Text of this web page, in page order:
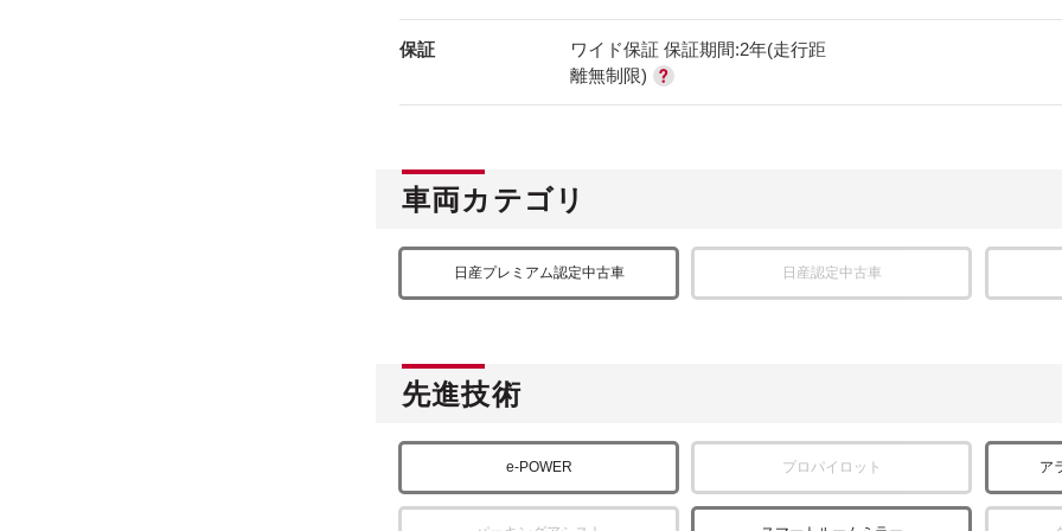
保証
ワイド保証 保証期間:2年(走行距
離無制限)
車両カテゴリ
日産プレミアム認定中古車 日産認定中古車
先進技術
e-POWER プロパイロット ア